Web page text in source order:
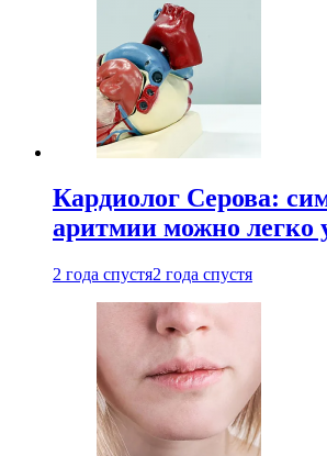
Кардиолог Серова:
аритмии можно легко
2 года спустя2 года спустя